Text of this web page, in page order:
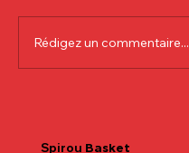
Rédigez un commentaire...
Spirou Basket